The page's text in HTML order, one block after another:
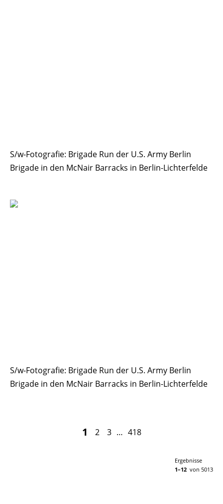
S/w-Fotografie: Brigade Run der U.S. Army Berlin
Brigade in den McNair Barracks in Berlin-Lichterfelde
S/w-Fotografie: Brigade Run der U.S. Army Berlin
Brigade in den McNair Barracks in Berlin-Lichterfelde
1 2 3 … 418
Ergebnisse
1–12 von 5013